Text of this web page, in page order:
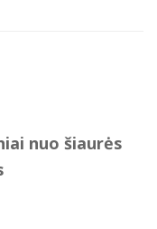
nuo šiaurės